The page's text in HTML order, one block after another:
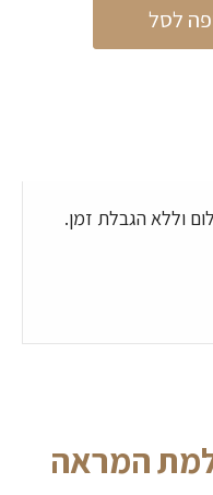
לסל
וללא הגבלת זמן.
המראה